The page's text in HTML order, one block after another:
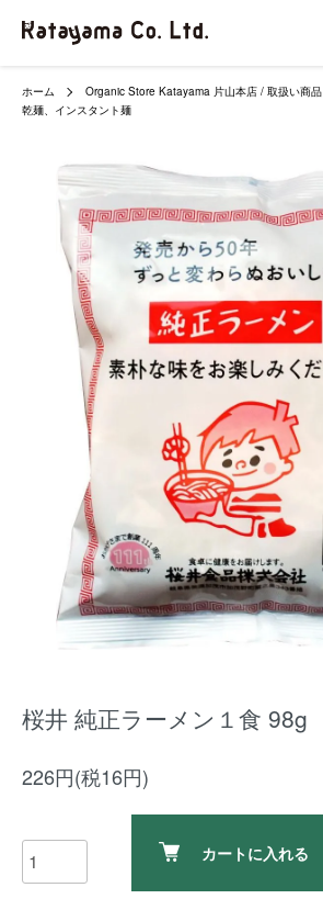
ホーム
Organic Store Katayama 片山本店 / 取扱い商品
乾麺、インスタント麺
桜井 純正ラーメン１食 98g
226円(税16円)
カートに入れる